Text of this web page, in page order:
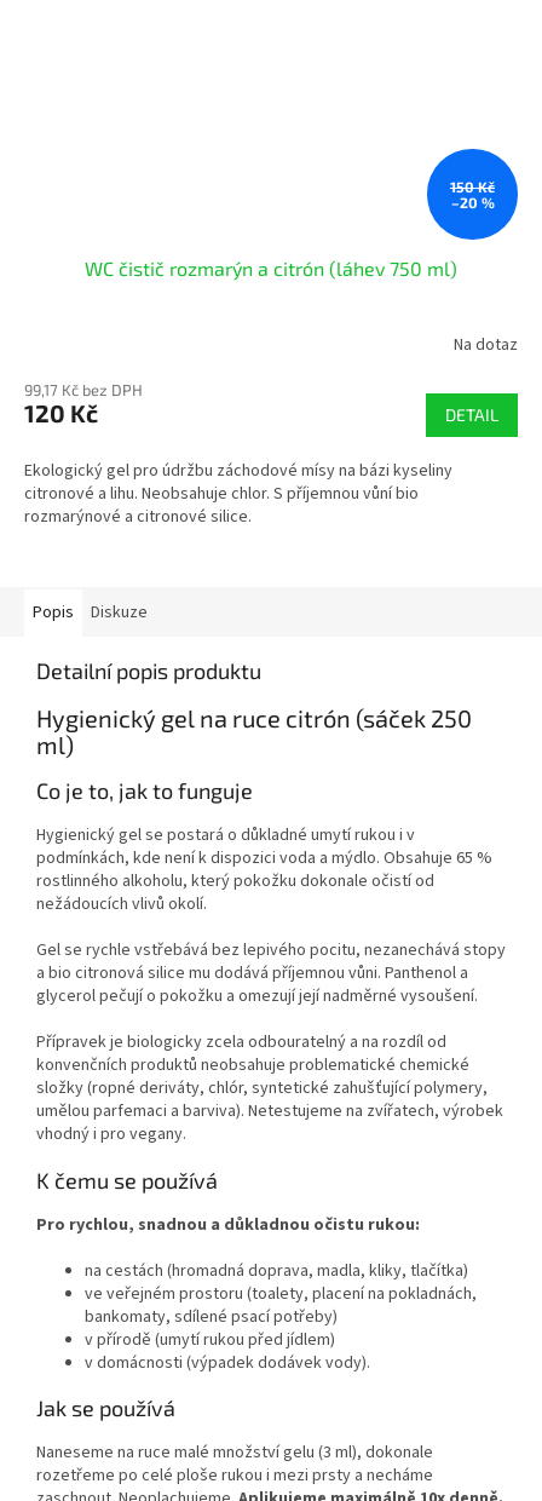
150 Kč
–20 %
WC čistič rozmarýn a citrón (láhev 750 ml)
Na dotaz
99,17 Kč bez DPH
120 Kč DETAIL
Ekologický gel pro údržbu záchodové mísy na bázi kyseliny
citronové a lihu. Neobsahuje chlor. S příjemnou vůní bio
rozmarýnové a citronové silice.
Popis Diskuze
Detailní popis produktu
Hygienický gel na ruce citrón (sáček 250
ml)
Co je to, jak to funguje
Hygienický gel se postará o důkladné umytí rukou i v
podmínkách, kde není k dispozici voda a mýdlo. Obsahuje 65 %
rostlinného alkoholu, který pokožku dokonale očistí od
nežádoucích vlivů okolí.
Gel se rychle vstřebává bez lepivého pocitu, nezanechává stopy
a bio citronová silice mu dodává příjemnou vůni. Panthenol a
glycerol pečují o pokožku a omezují její nadměrné vysoušení.
Přípravek je biologicky zcela odbouratelný a na rozdíl od
konvenčních produktů neobsahuje problematické chemické
složky (ropné deriváty, chlór, syntetické zahušťující polymery,
umělou parfemaci a barviva). Netestujeme na zvířatech, výrobek
vhodný i pro vegany.
K čemu se používá
Pro rychlou, snadnou a důkladnou očistu rukou:
na cestách (hromadná doprava, madla, kliky, tlačítka)
ve veřejném prostoru (toalety, placení na pokladnách,
bankomaty, sdílené psací potřeby)
v přírodě (umytí rukou před jídlem)
v domácnosti (výpadek dodávek vody).
Jak se používá
Naneseme na ruce malé množství gelu (3 ml), dokonale
rozetřeme po celé ploše rukou i mezi prsty a necháme